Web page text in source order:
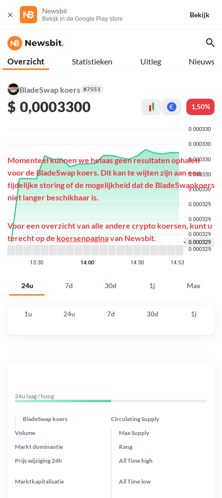
Newsbit
Bekijk in de Google Play store
Bekijk
Overzicht Statistieken Uitleg Nieuws
BladeSwap koers #7551
$ 0,0003300 € 1,50%
24u 7d 30d 1j Max
Momenteel kunnen we helaas geen resultaten ophalen
voor de BladeSwap koers. Dit kan te wijten zijn aan een
tijdelijke storing of de mogelijkheid dat de BladeSwapkoers
niet langer beschikbaar is.
Voor een overzicht van alle andere crypto koersen, kunt u
terecht op de koersenpaginavan Newsbit.
1u 24u 7d 30d 1j
24u laag / hoog
BladeSwap koers Circulating Supply
Prijs wijziging 24h
Max Supply
Markt dominantie
Marktkapitalisatie
Volume
Rang
All Timehigh
All Time low